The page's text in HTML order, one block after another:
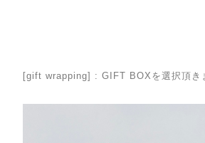
[gift wrapping] : GIFT BOXを選択頂き